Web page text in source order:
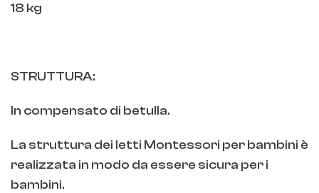
18 kg
STRUTTURA:
In compensato di betulla.
La struttura dei letti Montessori per bambini è
realizzata in modo da essere sicura per i
bambini.